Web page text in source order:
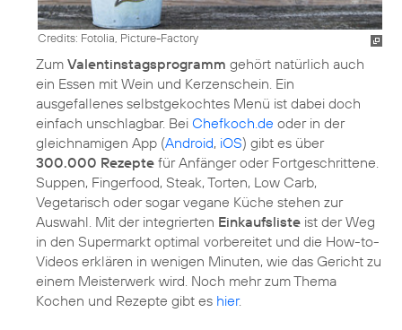
Credits: Fotolia, Picture-Factory
Zum Valentinstagsprogramm gehört natürlich auch
ein Essen mit Wein und Kerzenschein. Ein
ausgefallenes selbstgekochtes Menü ist dabei doch
einfach unschlagbar. Bei Chefkoch.de oder in der
gleichnamigen App (Android, iOS) gibt es über
300.000 Rezepte für Anfänger oder Fortgeschrittene.
Suppen, Fingerfood, Steak, Torten, Low Carb,
Vegetarisch oder sogar vegane Küche stehen zur
Auswahl. Mit der integrierten Einkaufsliste ist der Weg
in den Supermarkt optimal vorbereitet und die How-to-
Videos erklären in wenigen Minuten, wie das Gericht zu
einem Meisterwerk wird. Noch mehr zum Thema
Kochen und Rezepte gibt es hier.